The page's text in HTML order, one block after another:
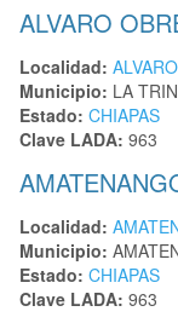
ALVARO
Localidad:
Municipio: LA
Estado: CHIAPAS
Clave LADA: 963
Localidad:
Municipio:
Estado: CHIAPAS
Clave LADA: 963